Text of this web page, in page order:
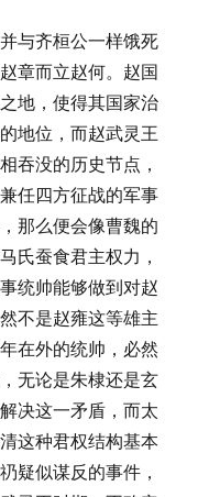
与齐桓公一样饿死
章而立赵何。赵国
地，使得其国家治
地位，而赵武灵王
吞没的历史节点，
任四方征战的军事
那么便会像曹魏的
氏蚕食君主权力，
统帅能够做到对赵
不是赵雍这等雄主
在外的统帅，必然
无论是朱棣还是玄
决这一矛盾，而太
这种君权结构基本
疑似谋反的事件，